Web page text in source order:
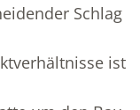
Schlag
ist